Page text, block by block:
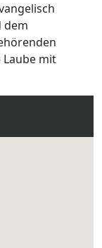
dem
mit